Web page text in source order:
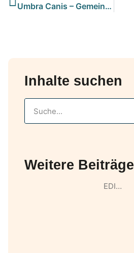
Umbra Canis – Gemeinsam stark für all/t/e Hundeseelen e.V. h…
Inhalte suchen
Weitere Beiträge
EDI…